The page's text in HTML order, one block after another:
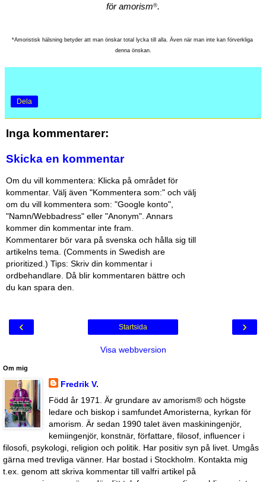
för amorism®.
*Amoristisk hälsning betyder att man önskar total lycka till alla. Även när man inte kan förverkliga
denna önskan.
Dela
Inga kommentarer:
Skicka en kommentar
Om du vill kommentera: Klicka på området för
kommentar. Välj även "Kommentera som:" och välj
om du vill kommentera som: "Google konto",
"Namn/Webbadress" eller "Anonym". Annars
kommer din kommentar inte fram.
Kommentarer bör vara på svenska och hålla sig till
artikelns tema. (Comments in Swedish are
prioritized.) Tips: Skriv din kommentar i
ordbehandlare. Då blir kommentaren bättre och
du kan spara den.
‹ ›
Startsida
Visa webbversion
Om mig
Fredrik V.
Född år 1971. Är grundare av amorism® och högste
ledare och biskop i samfundet Amoristerna, kyrkan för
amorism. Är sedan 1990 talet även maskiningenjör,
kemiingenjör, konstnär, författare, filosof, influencer i
filosofi, psykologi, religion och politik. Har positiv syn på livet. Umgås
gärna med trevliga vänner. Har bostad i Stockholm. Kontakta mig
t.ex. genom att skriva kommentar till valfri artikel på